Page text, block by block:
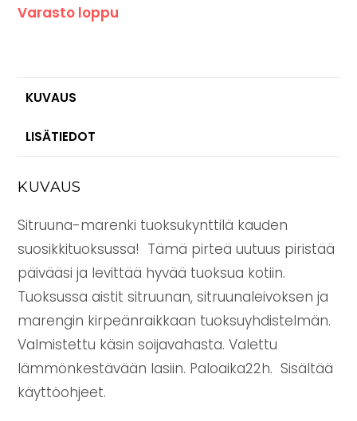
Varasto loppu
KUVAUS
LISÄTIEDOT
KUVAUS
Sitruuna-marenki tuoksukynttilä kauden
suosikkituoksussa! Tämä pirteä uutuus piristää
päivääsi ja levittää hyvää tuoksua kotiin.
Tuoksussa aistit sitruunan, sitruunaleivoksen ja
marengin kirpeänraikkaan tuoksuyhdistelmän.
Valmistettu käsin soijavahasta. Valettu
lämmönkestävään lasiin. Paloaika22h. Sisältää
käyttöohjeet.